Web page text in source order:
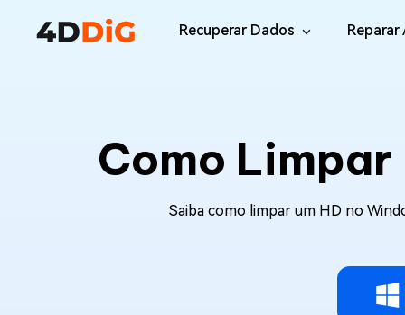
Recuperar Dados
Recuperar Arquivos Apagados de Win
Mac Data Recovery
Recuperar Dados Perdidos de iPhone/
Reparar
Como
Saiba como limpar um HD no